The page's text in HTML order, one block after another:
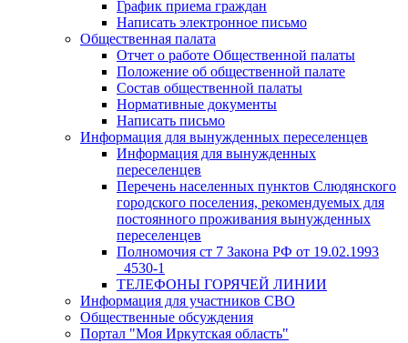
График приема граждан
Написать электронное письмо
Общественная палата
Отчет о работе Общественной палаты
Положение об общественной палате
Состав общественной палаты
Нормативные документы
Написать письмо
Информация для вынужденных переселенцев
Информация для вынужденных
переселенцев
Перечень населенных пунктов Слюдянского
городского поселения, рекомендуемых для
постоянного проживания вынужденных
переселенцев
Полномочия ст 7 Закона РФ от 19.02.1993
_4530-1
ТЕЛЕФОНЫ ГОРЯЧЕЙ ЛИНИИ
Информация для участников СВО
Общественные обсуждения
Портал "Моя Иркутская область"